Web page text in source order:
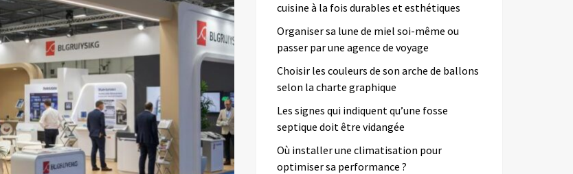
cuisine à la fois durables et esthétiques
Organiser sa lune de miel soi-même ou
passer par une agence de voyage
Choisir les couleurs de son arche de ballons
selon la charte graphique
Les signes qui indiquent qu’une fosse
septique doit être vidangée
Où installer une climatisation pour
optimiser sa performance ?